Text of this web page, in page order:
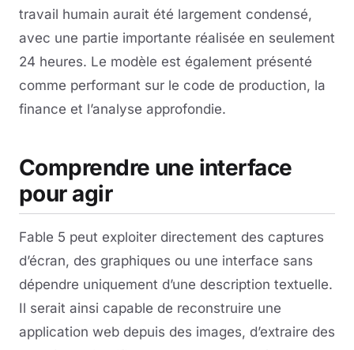
travail humain aurait été largement condensé,
avec une partie importante réalisée en seulement
24 heures. Le modèle est également présenté
comme performant sur le code de production, la
finance et l’analyse approfondie.
Comprendre une interface
pour agir
Fable 5 peut exploiter directement des captures
d’écran, des graphiques ou une interface sans
dépendre uniquement d’une description textuelle.
Il serait ainsi capable de reconstruire une
application web depuis des images, d’extraire des